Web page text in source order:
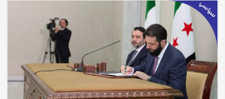
سياسي